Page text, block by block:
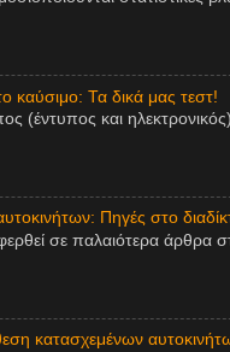
καύσιμο: Τα δικά μας τεστ!
(έντυπος και
Πηγές στο
σε παλαιότερα άρθρα
κατασχεμένων